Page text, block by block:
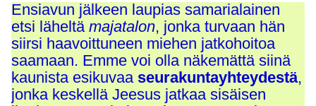
Ensiavun jälkeen laupias samarialainen
etsi läheltämajatalon, jonka turvaan hän
siirsi haavoittuneen miehen jatkohoitoa
saamaan. Emme voi olla näkemättä siinä
kaunista esikuvaa seurakuntayhteydestä,
jonka keskellä Jeesus jatkaa sisäisen